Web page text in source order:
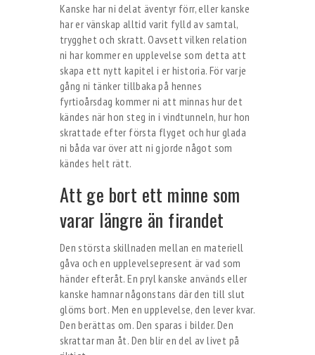
Kanske har ni delat äventyr förr, eller kanske
har er vänskap alltid varit fylld av samtal,
trygghet och skratt. Oavsett vilken relation
ni har kommer en upplevelse som detta att
skapa ett nytt kapitel i er historia. För varje
gång ni tänker tillbaka på hennes
fyrtioårsdag kommer ni att minnas hur det
kändes när hon steg in i vindtunneln, hur hon
skrattade efter första flyget och hur glada
ni båda var över att ni gjorde något som
kändes helt rätt.
Att ge bort ett minne som
varar längre än firandet
Den största skillnaden mellan en materiell
gåva och en upplevelsepresent är vad som
händer efteråt. En pryl kanske används eller
kanske hamnar någonstans där den till slut
glöms bort. Men en upplevelse, den lever kvar.
Den berättas om. Den sparas i bilder. Den
skrattar man åt. Den blir en del av livet på